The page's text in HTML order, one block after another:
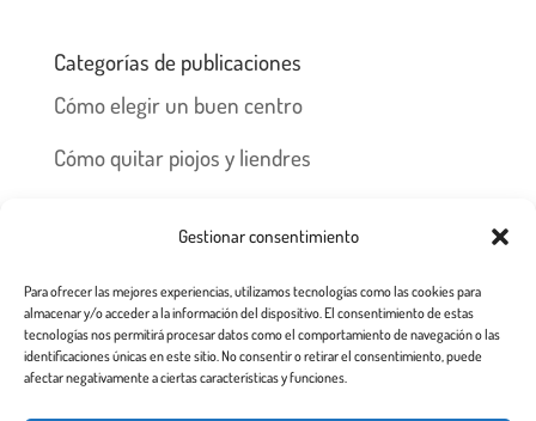
Gestionar consentimiento
Para ofrecer las mejores experiencias, utilizamos tecnologías como las cookies para
almacenar y/o acceder a la información del dispositivo. El consentimiento de estas
tecnologías nos permitirá procesar datos como el comportamiento de navegación o las
identificaciones únicas en este sitio. No consentir o retirar el consentimiento, puede
afectar negativamente a ciertas características y funciones.
Categorías de publicaciones
Cómo elegir un buen centro
Cómo quitar piojos y liendres
Prevención y recomendaciones